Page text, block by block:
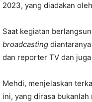
2023, yang diadakan
Saat kegiatan
broadcasting
dan reporter TV dan
Mehdi, menjelaskan
ini, yang dirasa